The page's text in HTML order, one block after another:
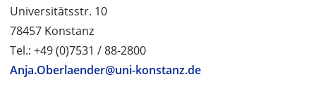
Universitätsstr. 10
78457 Konstanz
Tel.: +49 (0)7531 / 88-2800
Anja.Oberlaender@uni-konstanz.de